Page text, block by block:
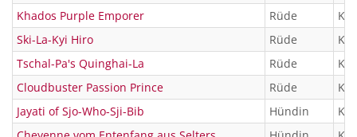
Khados Purple Emporer
Rüde
Ski-La-Kyi Hiro
Rüde
Tschal-Pa's Quinghai-La
Rüde
Cloudbuster Passion Prince
Rüde
Jayati of Sjo-Who-Sji-Bib
Hündin